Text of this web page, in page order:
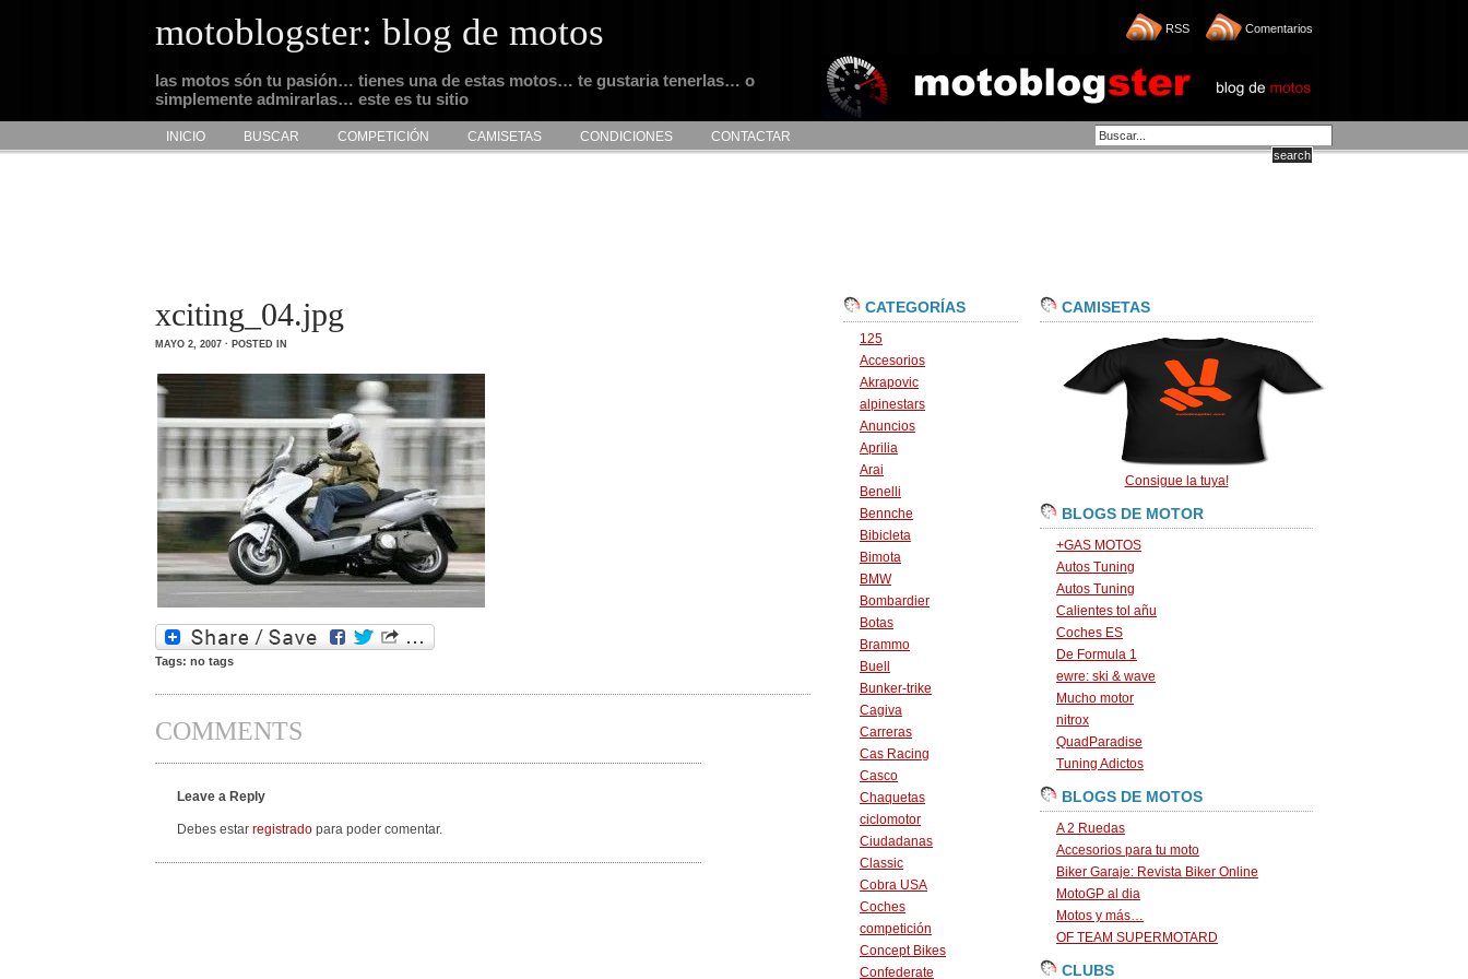
motoblogster: blog de motos
las motos són tu pasión… tienes una de estas motos… te gustaria tenerlas… o
simplemente admirarlas… este es tu sitio
RSS Comentarios
INICIO BUSCAR COMPETICIÓN CAMISETAS CONDICIONES CONTACTAR
xciting_04.jpg
MAYO 2, 2007 · POSTED IN
Tags: no tags
COMMENTS
Leave a Reply
Debes estar registrado para poder comentar.
CATEGORÍAS
125
Accesorios
Akrapovic
alpinestars
Anuncios
Aprilia
Arai
Benelli
Bennche
Bibicleta
Bimota
BMW
Bombardier
Botas
Brammo
Buell
Bunker-trike
Cagiva
Carreras
Cas Racing
Casco
Chaquetas
ciclomotor
Ciudadanas
Classic
Cobra USA
Coches
competición
Concept Bikes
Confederate
CAMISETAS
Consigue la tuya!
BLOGS DE MOTOR
+GAS MOTOS
Autos Tuning
Autos Tuning
Calientes tol añu
Coches ES
De Formula 1
ewre: ski & wave
Mucho motor
nitrox
QuadParadise
Tuning Adictos
BLOGS DE MOTOS
A 2 Ruedas
Accesorios para tu moto
Biker Garaje: Revista Biker Online
MotoGP al dia
Motos y más…
OF TEAM SUPERMOTARD
CLUBS